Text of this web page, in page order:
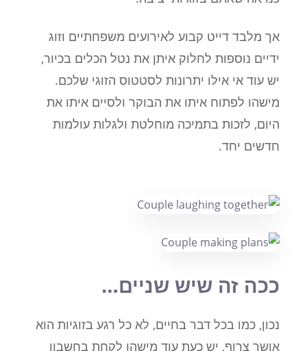
אך מלבד דייט קבוע לאירועים משפחתיים וזוג
ידיים נוספות לחלוק איתן את נטל הכלים בכיור,
יש עוד אי אילו יתרונות לסטטוס הזוגי שלכם.
מישהו לפתוח איתו את הבוקר ולסיים איתו את
היום, לזכות בתמיכה מוחלטת ולגלות עולמות
חדשים יחד.
ככה זה שיש שניים…
נכון, כמו בכל דבר בחיים, לא כל רגע בזוגיות הוא
אושר צרוף, יש כעת עוד מישהו לקחת בחשבון